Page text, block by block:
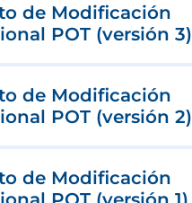
de Modificación
POT (versión 3)
de Modificación
POT (versión 2)
de Modificación